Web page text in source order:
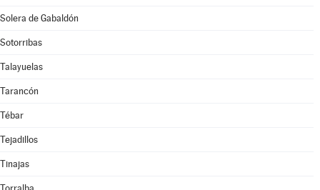
Solera de Gabaldón
Sotorribas
Talayuelas
Tarancón
Tébar
Tejadillos
Tinajas